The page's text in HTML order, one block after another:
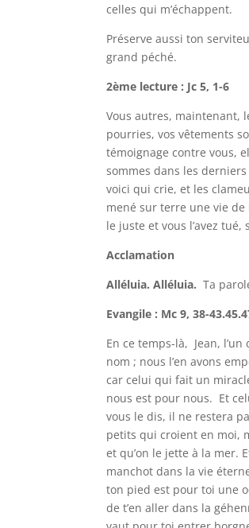
celles qui m’échappent.
Préserve aussi ton
grand péché.
2ème lecture : Jc 5, 1-6
Vous autres, maintenant,
pourries, vos vêtements
témoignage contre vous,
sommes dans les
voici qui crie, et les
mené sur terre une vie de
le juste et vous l’avez tué,
Acclamation
Alléluia. Alléluia. Ta
Evangile : Mc 9, 38-
En ce temps-là, Jean,
nom ; nous l’en avons
car celui qui fait un
nous est pour nous. Et
vous le dis, il ne restera
petits qui croient en moi,
et qu’on le jette à la mer.
manchot dans la vie
ton pied est pour toi une
de t’en aller dans la